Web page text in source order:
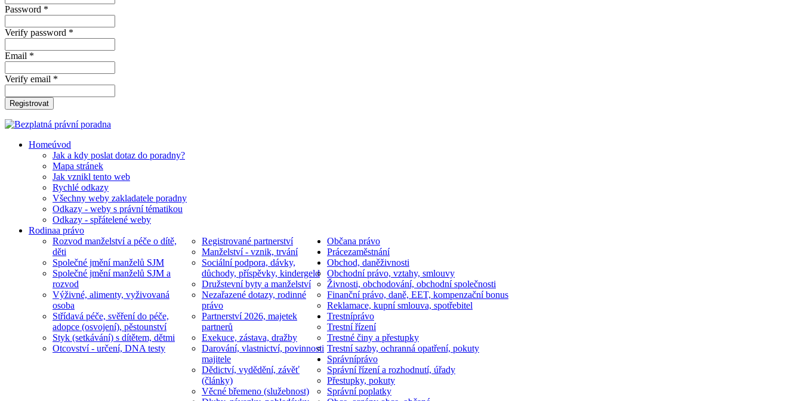
Password *
Verify password *
Email *
Verify email *
Registrovat
Homeúvod
Jak a kdy poslat dotaz do poradny?
Mapa stránek
Jak vznikl tento web
Rychlé odkazy
Všechny weby zakladatele poradny
Odkazy - weby s právní tématikou
Odkazy - spřátelené weby
Rodinaa právo
Rozvod manželství a péče o dítě,
děti
Společné jmění manželů SJM
Společné jmění manželů SJM a
rozvod
Výživné, alimenty, vyživovaná
osoba
Střídavá péče, svěření do péče,
adopce (osvojení), pěstounství
Styk (setkávání) s dítětem, dětmi
Otcovství - určení, DNA testy
Registrované partnerství
Manželství - vznik, trvání
Sociální podpora, dávky,
důchody, příspěvky, kindergeld
Družstevní byty a manželství
Nezařazené dotazy, rodinné
právo
Partnerství 2026, majetek
partnerů
Občana právo
Exekuce, zástava, dražby
Darování, vlastnictví, povinnosti
majitele
Dědictví, vydědění, závěť
(články)
Věcné břemeno (služebnost)
Prácezaměstnání
Obchod, daněživnosti
Obchodní právo, vztahy, smlouvy
Živnosti, obchodování, obchodní společnosti
Finanční právo, daně, EET, kompenzační bonus
Reklamace, kupní smlouva, spotřebitel
Trestníprávo
Trestní řízení
Trestné činy a přestupky
Trestní sazby, ochranná opatření, pokuty
Správníprávo
Správní řízení a rozhodnutí, úřady
Přestupky, pokuty
Správní poplatky